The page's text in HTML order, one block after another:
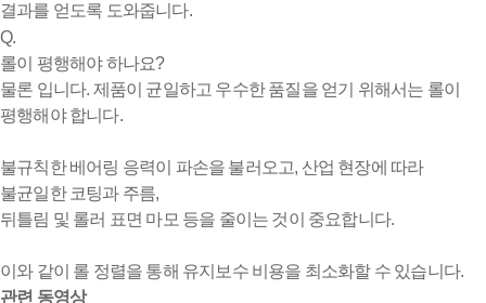
결과를 얻도록 도와줍니다.
Q.
롤이 평행해야 하나요?
물론 입니다. 제품이 균일하고 우수한 품질을 얻기 위해서는 롤이
평행해야 합니다.
불규칙한 베어링 응력이 파손을 불러오고, 산업 현장에 따라
불균일한 코팅과 주름,
뒤틀림 및 롤러 표면 마모 등을 줄이는 것이 중요합니다.
이와 같이 롤 정렬을 통해 유지보수 비용을 최소화할 수 있습니다.
관련 동영상